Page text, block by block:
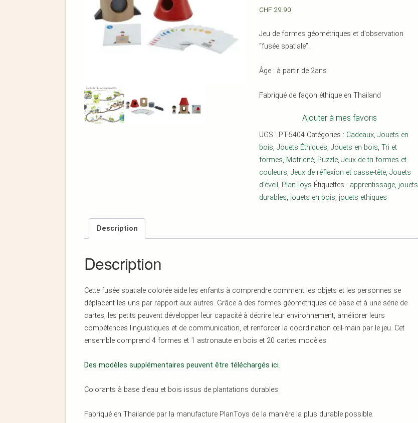
CHF 29.90
Jeu de formes géométriques et d’observation
“fusée spatiale”.
Âge : à partir de 2ans
Fabriqué de façon éthique en Thailand
Ajouter à mes favoris
UGS : PT-5404 Catégories : Cadeaux, Jouets en
bois, Jouets Éthiques, Jouets en bois, Tri et
formes, Motricité, Puzzle, Jeux de tri formes et
couleurs, Jeux de réflexion et casse-tête, Jouets
d'éveil , PlanToys Étiquettes : apprentissage, jouets
durables, jouets en bois, jouets ethiques
Description
Description
Cette fusée spatiale colorée aide les enfants à comprendre comment les objets et les personnes se
déplacent les uns par rapport aux autres. Grâce à des formes géométriques de base et à une série de
cartes, les petits peuvent développer leur capacité à décrire leur environnement, améliorer leurs
compétences linguistiques et de communication, et renforcer la coordination œil-main par le jeu. Cet
ensemble comprend 4 formes et 1 astronaute en bois et 20 cartes modèles.
Des modèles supplémentaires peuvent être téléchargés ici.
Colorants à base d’eau et bois issus de plantations durables.
Fabriqué en Thailande par la manufacture PlanToys de la manière la plus durable possible.